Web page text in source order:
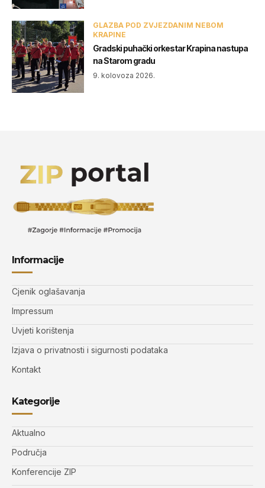
GLAZBA POD ZVJEZDANIM NEBOM
KRAPINE
Gradski puhački orkestar Krapina nastupa
na Starom gradu
9. kolovoza 2026.
Informacije
Cjenik oglašavanja
Impressum
Uvjeti korištenja
Izjava o privatnosti i sigurnosti podataka
Kontakt
Kategorije
Aktualno
Područja
Konferencije ZIP